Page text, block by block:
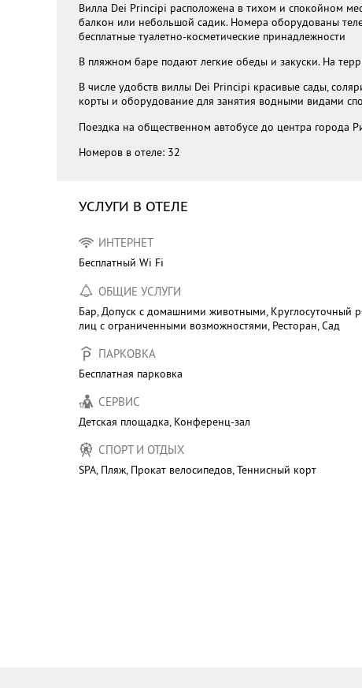
Вилла Dei Principi расположена в тихом и спокойном
балкон или небольшой садик. Номера оборудованы
бесплатные туалетно-косметические принадлежности
В пляжном баре подают легкие обеды и закуски. На
В числе удобств виллы Dei Principi красивые сады,
корты и оборудование для занятия водными видами
Поездка на общественном автобусе до центра города
Номеров в отеле: 32
УСЛУГИ В ОТЕЛЕ
ИНТЕРНЕТ
Бесплатный Wi Fi
ОБЩИЕ УСЛУГИ
Бар, Допуск с домашними животными, Круглосуточный
лиц с ограниченными возможностями, Ресторан, Сад
ПАРКОВКА
Бесплатная парковка
СЕРВИС
Детская площадка, Конференц-зал
СПОРТ И ОТДЫХ
SPA, Пляж, Прокат велосипедов, Теннисный корт